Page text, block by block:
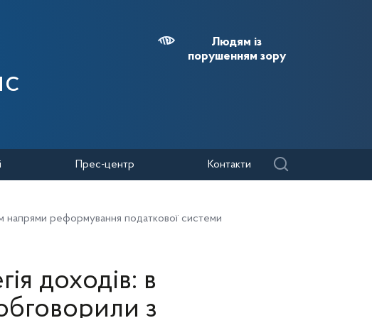
Людям із
порушенням зору
Прес-центр Контакти
напрями реформування податкової системи
доходів: в
з